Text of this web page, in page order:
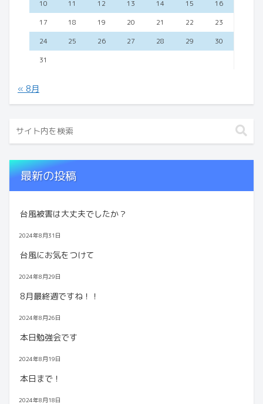
10
11 12 13 14 15
16
17
18 19 20 21 22
23
24
25 26 27 28 29
30
31
« 8月
最新の投稿
台風被害は大丈夫でしたか？
2024年8月31日
台風にお気をつけて
2024年8月29日
8月最終週ですね！！
2024年8月26日
本日勉強会です
2024年8月19日
本日まで！
2024年8月18日